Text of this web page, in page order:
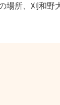
所、刈和